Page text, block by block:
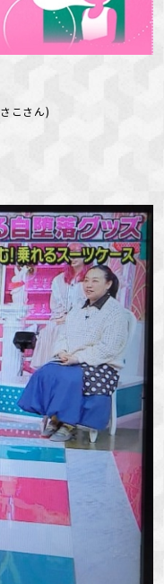
こさん)